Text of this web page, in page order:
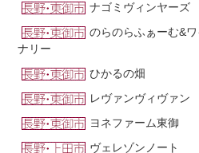
ナゴミヴィンヤーズ
のらのらふぁーむ&ワ
ナリー
ひかるの畑
レヴァンヴィヴァン
ヨネファーム東御
ヴェレゾンノート